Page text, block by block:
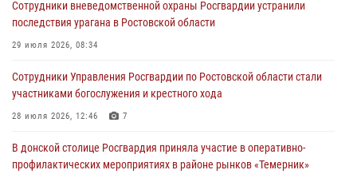
Сотрудники вневедомственной охраны Росгвардии устранили
последствия урагана в Ростовской области
29 июля 2026, 08:34
Сотрудники Управления Росгвардии по Ростовской области стали
участниками богослужения и крестного хода
28 июля 2026, 12:46 7
В донской столице Росгвардия приняла участие в оперативно-
профилактических мероприятиях в районе рынков «Темерник»